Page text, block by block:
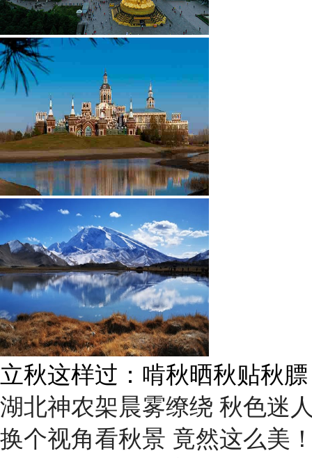
立秋话养生：“贴秋膘”莫着
湖北神农架晨雾缭绕 秋色迷
换个视角看秋景 竟然这么美